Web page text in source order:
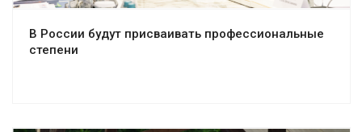
В России будут присваивать профессиональные
степени